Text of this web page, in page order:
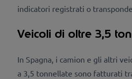
indicatori registrati o
Veicoli di oltre 3,5
In Spagna, i camion e gli altri
a 3,5 tonnellate sono fatturati